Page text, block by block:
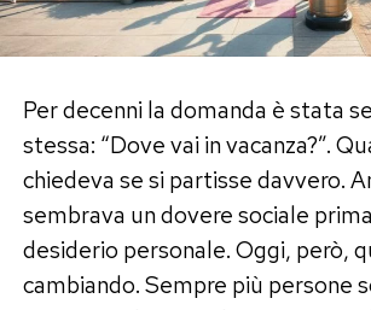
foglioline di menta o pistacchi
mango trasforma la pausa
Post Views: 144
I sette errori che quasi
commettono in estate
Il primo errore è lasciare lo
al sole, magari sul lettino della
cruscotto dell’automobile. In
temperatura può raggiungere
superiori a quella dell’aria.
Per decenni la domanda è stata
stessa: “Dove vai in vacanza?”.
chiedeva se si partisse davvero.
sembrava un dovere sociale
desiderio personale. Oggi, però,
cambiando. Sempre più persone